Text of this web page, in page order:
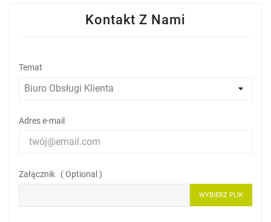
Kontakt Z Nami
Temat
Adres e-mail
Załącznik ( Optional )
WYBIERZ PLIK